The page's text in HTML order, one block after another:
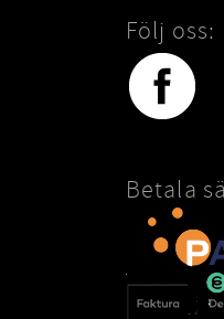
Följ oss:
Betala